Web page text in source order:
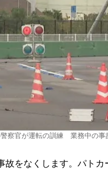
警察官が運転の訓練 業務中の
をなくします。パトカ